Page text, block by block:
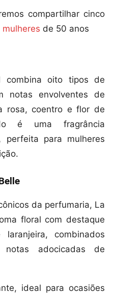
compartilhar cinco
de 50 anos
combina oito tipos de
notas envolventes de
rosa, coentro e flor de
é uma fragrância
perfeita para mulheres
da perfumaria, La
floral com destaque
combinados
notas adocicadas de
ideal para ocasiões